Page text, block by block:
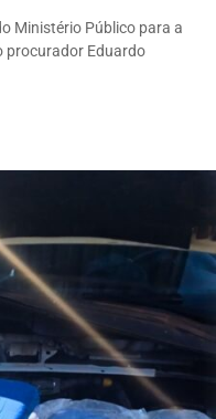
Ministério Público para a
procurador Eduardo